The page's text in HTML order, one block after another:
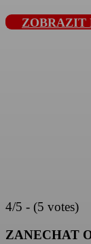
ZOBRAZIT
4/5 - (5 votes)
ZANECHAT